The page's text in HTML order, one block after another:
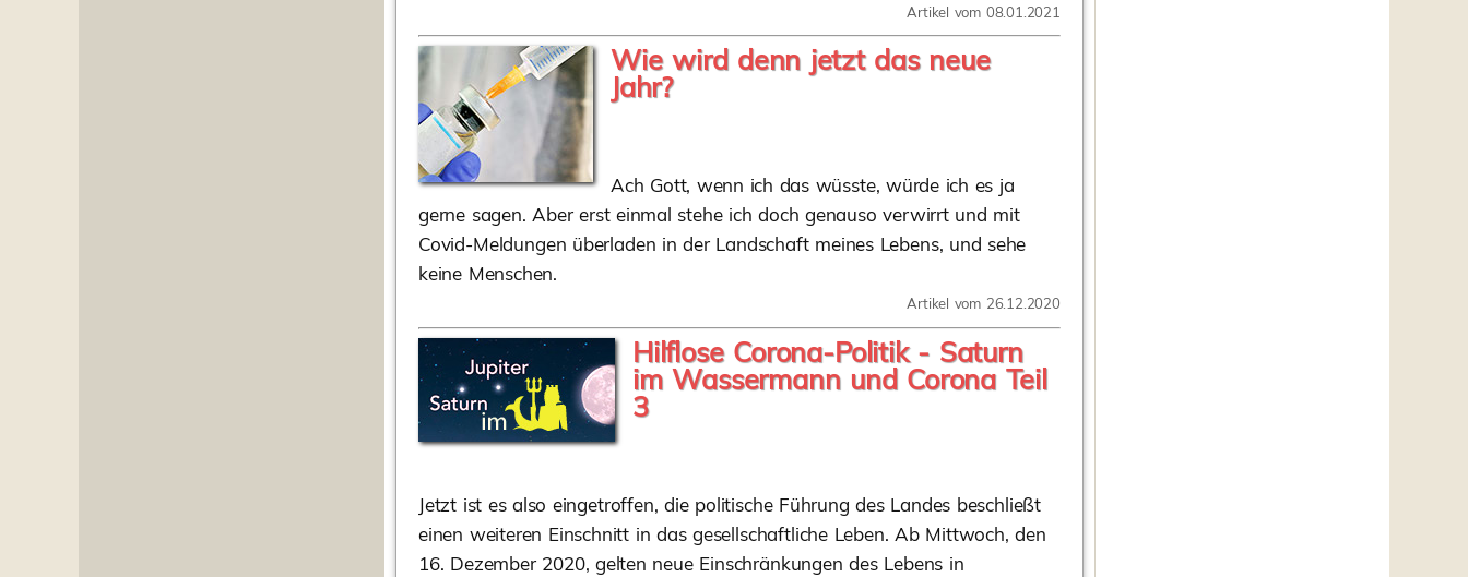
Artikel vom 08.01.2021
Wie wird denn jetzt das neue
Jahr?
Ach Gott, wenn ich das wüsste, würde ich es ja
gerne sagen. Aber erst einmal stehe ich doch genauso verwirrt und mit
Covid-Meldungen überladen in der Landschaft meines Lebens, und sehe
keine Menschen.
Artikel vom 26.12.2020
Hilflose Corona-Politik - Saturn
im Wassermann und Corona Teil
3
Jetzt ist es also eingetroffen, die politische Führung des Landes beschließt
einen weiteren Einschnitt in das gesellschaftliche Leben. Ab Mittwoch, den
16. Dezember 2020, gelten neue Einschränkungen des Lebens in